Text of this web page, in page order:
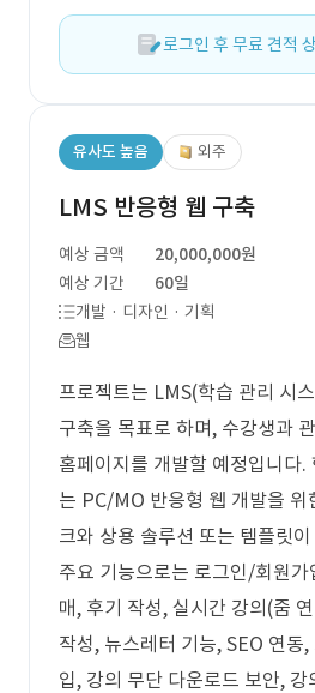
로그인 후 무료 견적
유사도 높음 외주
LMS 반응형 웹 구축
예상 금액
20,000,000원
예상 기간
60일
개발 · 디자인 · 기획
웹
프로젝트는 LMS(학습 관리 시
구축을 목표로 하며, 수강생과
홈페이지를 개발할 예정입니다.
는 PC/MO 반응형 웹 개발을 위
크와 상용 솔루션 또는 템플릿
주요 기능으로는 로그인/회원가
매, 후기 작성, 실시간 강의(줌
작성, 뉴스레터 기능, SEO 연동
입, 강의 무단 다운로드 보안, 강